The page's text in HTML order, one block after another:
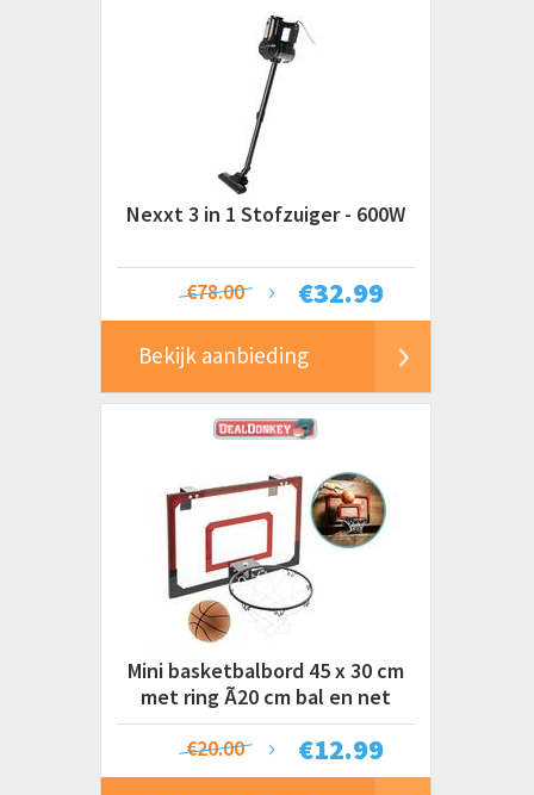
Nexxt 3 in 1 Stofzuiger - 600W
€32.99
€78.00
Bekijk aanbieding
Mini basketbalbord 45 x 30 cm
met ring Ã20 cm bal en net
€12.99
€20.00